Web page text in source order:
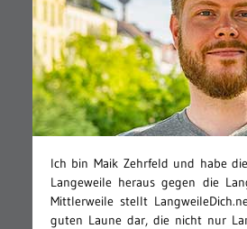
Ich bin Maik Zehrfeld und habe
Langeweile heraus gegen die
Mittlerweile stellt
guten Laune dar, die nicht nur